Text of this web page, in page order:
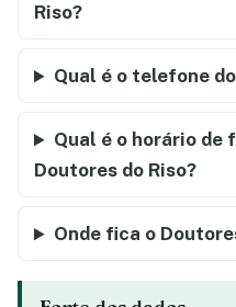
Riso?
Qual é o telefone
Qual é o horário de
Doutores do Riso?
Onde fica o